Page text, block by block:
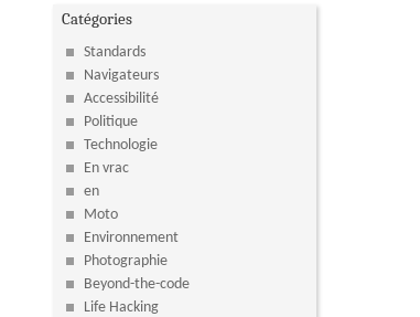
Catégories
Standards
Navigateurs
Accessibilité
Politique
Technologie
En vrac
en
Moto
Environnement
Photographie
Beyond-the-code
Life Hacking